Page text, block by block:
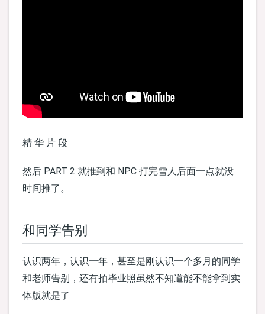
精 华 片 段
然后 PART 2 就推到和 NPC 打完雪人后面一点就没
时间推了。
和同学告别
认识两年，认识一年，甚至是刚认识一个多月的同学
和老师告别，还有拍毕业照虽然不知道能不能拿到实
体版就是了